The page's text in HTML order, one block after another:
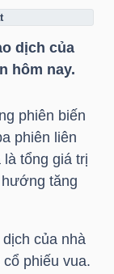
dịch của
hôm nay.
phiên biến
phiên liên
tổng giá trị
tăng
của nhà
phiếu vua.